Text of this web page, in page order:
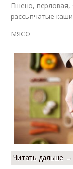
Пшено, перловая,
рассыпчатые
МЯСО
Читать дальше →